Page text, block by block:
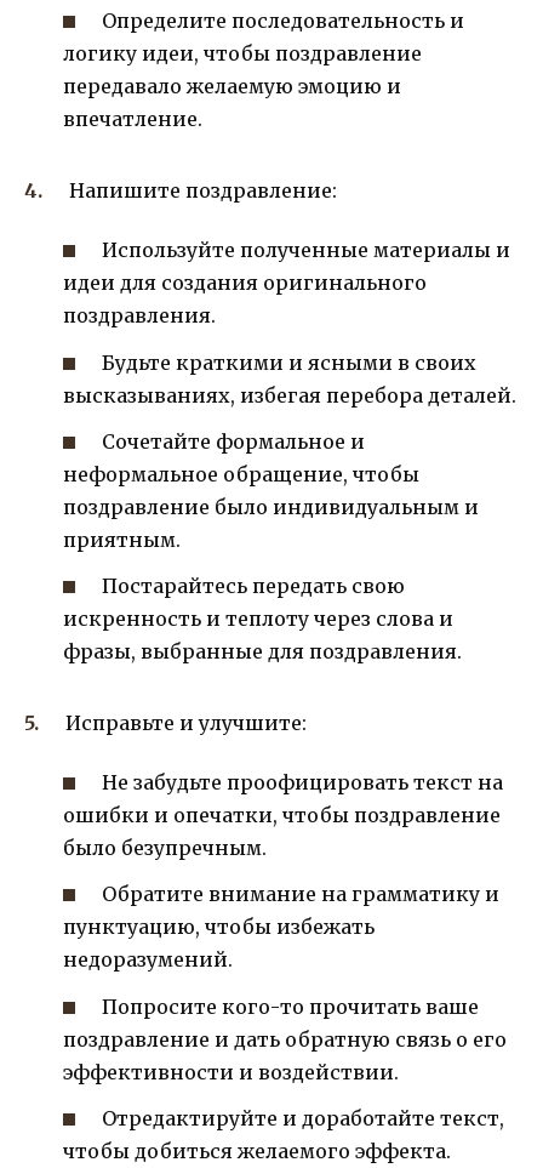
Определите последовательность и
логику идеи, чтобы поздравление
передавало желаемую эмоцию и
впечатление.
Напишите поздравление:
Используйте полученные материалы и
идеи для создания оригинального
поздравления.
Будьте краткими и ясными в своих
высказываниях, избегая перебора деталей.
Сочетайте формальное и
неформальное обращение, чтобы
поздравление было индивидуальным и
приятным.
Постарайтесь передать свою
искренность и теплоту через слова и
фразы, выбранные для поздравления.
Исправьте и улучшите:
Не забудьте проофицировать текст на
ошибки и опечатки, чтобы поздравление
было безупречным.
Обратите внимание на грамматику и
пунктуацию, чтобы избежать
недоразумений.
Попросите кого-то прочитать ваше
поздравление и дать обратную связь о его
эффективности и воздействии.
Отредактируйте и доработайте текст,
чтобы добиться желаемого эффекта.